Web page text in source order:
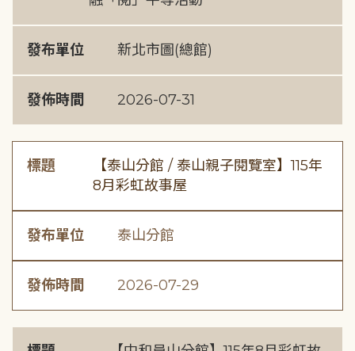
發布單位 新北市圖(總館)
發佈時間 2026-07-31
標題
【泰山分館 / 泰山親子閱覽室】115年
8月彩虹故事屋
發布單位 泰山分館
發佈時間 2026-07-29